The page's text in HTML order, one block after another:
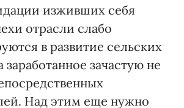
изживших себя
отрасли слабо
в развитие сельских
зачастую не
Над этим еще нужно